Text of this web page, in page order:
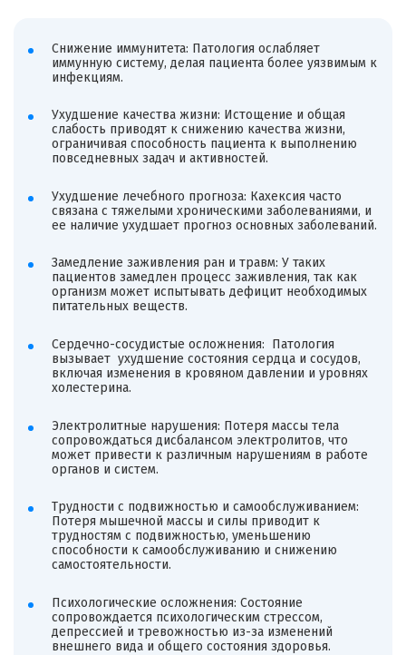
Снижение иммунитета: Патология ослабляет
иммунную систему, делая пациента более уязвимым к
инфекциям.
Ухудшение качества жизни: Истощение и общая
слабость приводят к снижению качества жизни,
ограничивая способность пациента к выполнению
повседневных задач и активностей.
Ухудшение лечебного прогноза: Кахексия часто
связана с тяжелыми хроническими заболеваниями, и
ее наличие ухудшает прогноз основных заболеваний.
Замедление заживления ран и травм: У таких
пациентов замедлен процесс заживления, так как
организм может испытывать дефицит необходимых
питательных веществ.
Сердечно-сосудистые осложнения: Патология
вызывает ухудшение состояния сердца и сосудов,
включая изменения в кровяном давлении и уровнях
холестерина.
Электролитные нарушения: Потеря массы тела
сопровождаться дисбалансом электролитов, что
может привести к различным нарушениям в работе
органов и систем.
Трудности с подвижностью и самообслуживанием:
Потеря мышечной массы и силы приводит к
трудностям с подвижностью, уменьшению
способности к самообслуживанию и снижению
самостоятельности.
Психологические осложнения: Состояние
сопровождается психологическим стрессом,
депрессией и тревожностью из-за изменений
внешнего вида и общего состояния здоровья.